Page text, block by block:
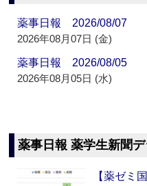
薬事日報 2026/08/07
2026年08月07日 (金)
薬事日報 2026/08/05
2026年08月05日 (水)
薬事日報 薬学生新聞
【薬ゼミ